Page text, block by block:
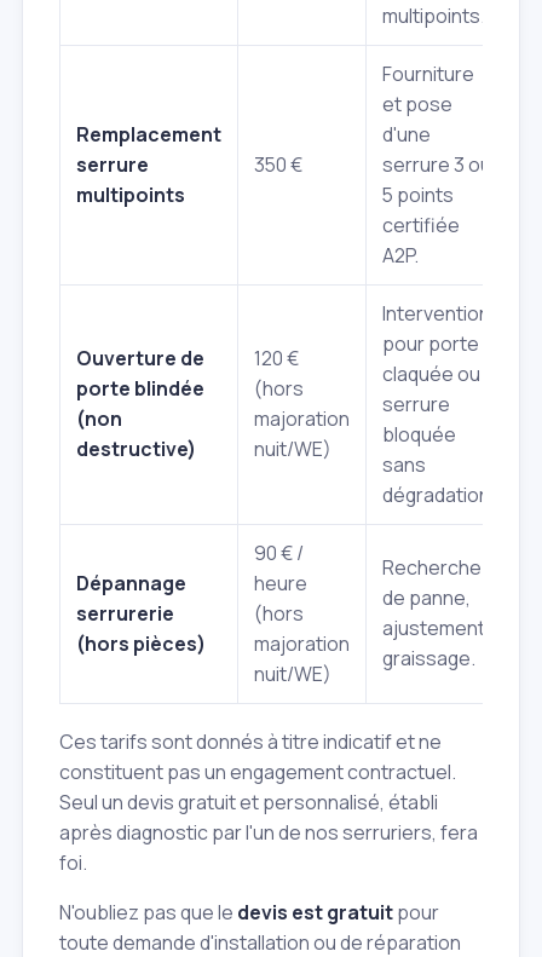
multipoints.
Remplacement
serrure
multipoints
350 €
Fourniture
et pose
d'une
serrure 3 ou
5 points
certifiée
A2P.
Ouverture de
porte blindée
(non
destructive)
120 €
(hors
majoration
nuit/WE)
Intervention
pour porte
claquée ou
serrure
bloquée
sans
dégradation.
Dépannage
serrurerie
(hors pièces)
90 € /
heure
(hors
majoration
nuit/WE)
Recherche
de panne,
ajustement,
graissage.
Ces tarifs sont donnés à titre indicatif et ne
constituent pas un engagement contractuel.
Seul un devis gratuit et personnalisé, établi
après diagnostic par l'un de nos serruriers, fera
foi.
N'oubliez pas que le devis est gratuitpour
toute demande d'installation ou de réparation